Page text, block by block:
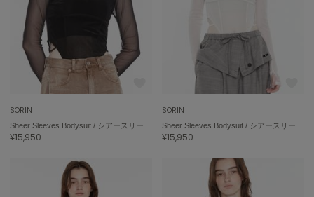
ミラオーウェン
MOIGE
モワージュ
MUCHA
ミュシャ
NEW Balance
ニューバランス
SORIN
Sheer Sleeves Bodysuit / シアースリーブボディスーツ
¥15,950
SORIN
Sheer Sleeves Bodysuit / シアースリーブボディスーツ
¥15,950